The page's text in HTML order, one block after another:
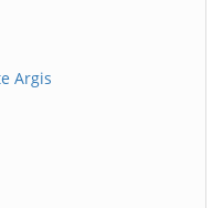
Argis